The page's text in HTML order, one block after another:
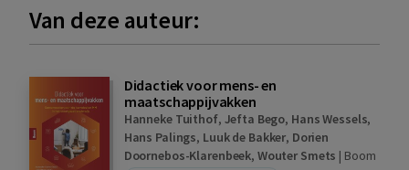
Van deze auteur:
Didactiek voor mens- en
maatschappijvakken
Hanneke Tuithof, Jefta Bego, Hans Wessels,
Hans Palings, Luuk de Bakker, Dorien
Doornebos-Klarenbeek, Wouter Smets | Boom